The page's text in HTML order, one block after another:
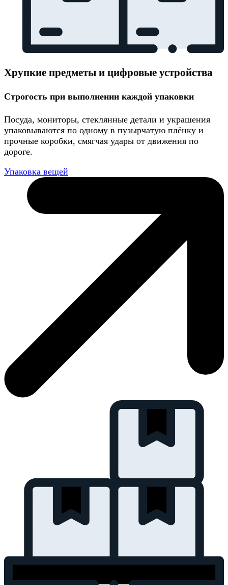
Хрупкие предметы и цифровые устройства
Строгость при выполнении каждой упаковки
Посуда, мониторы, стеклянные детали и украшения
упаковываются по одному в пузырчатую плёнку и
прочные коробки, смягчая удары от движения по
дороге.
Упаковка вещей